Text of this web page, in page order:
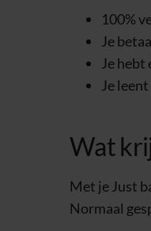
100%
Je
Je
Je
Wat
Met je Just
Normaal